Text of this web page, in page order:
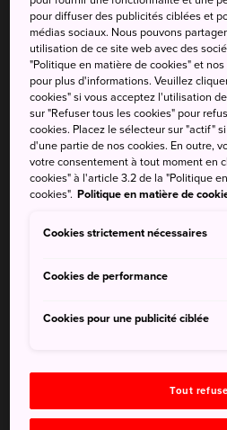
mais comme beaucoup de
endommagé dans un incendie.
de grands travaux de
Marugame est l'un des douze
conserve encore une partie de
en bois.
pour diffuser des publicités ciblées et
médias sociaux. Nous pouvons
utilisation de ce site web avec des
"Politique en matière de cookies" et
pour plus d'informations. Veuillez
cookies" si vous acceptez l'utilisation
sur "Refuser tous les cookies" pour
cookies. Placez le sélecteur sur "actif"
d'une partie de nos cookies. En outre,
votre consentement à tout moment en
cookies" à l'article 3.2 de la "Politique
cookies". Politique en matière de
Cookies strictement nécessaires
Cookies de performance
Cookies pour une publicité ciblée
Tout